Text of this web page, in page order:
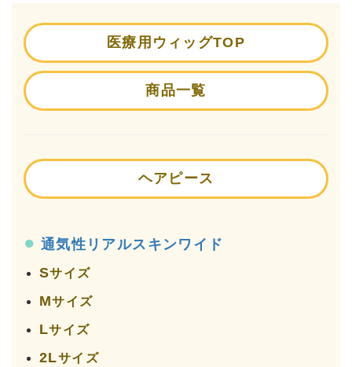
医療用ウィッグTOP
商品一覧
ヘアピース
● 通気性リアルスキンワイド
Sサイズ
Mサイズ
Lサイズ
2Lサイズ